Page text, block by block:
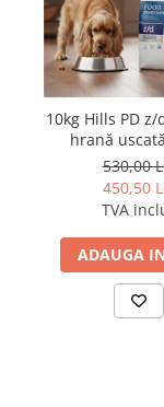
10kg Hills PD z/
hrană
veterinară
pentru
530,00
450,50
TVA
ADAUGA